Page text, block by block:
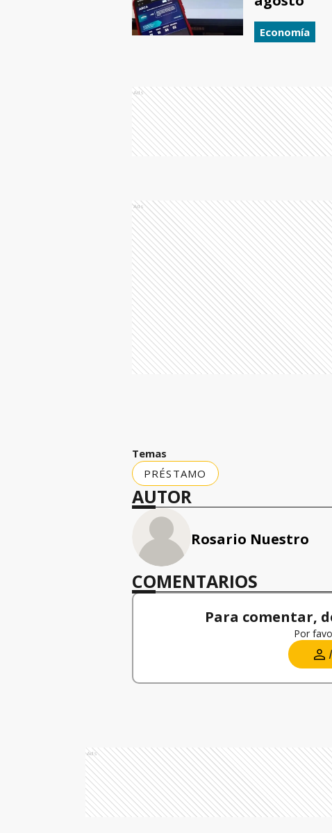
Economía
Ads
Ads
Temas
PRÉSTAMO
AUTOR
Rosario Nuestro
COMENTARIOS
Para comentar,
Por
Ads